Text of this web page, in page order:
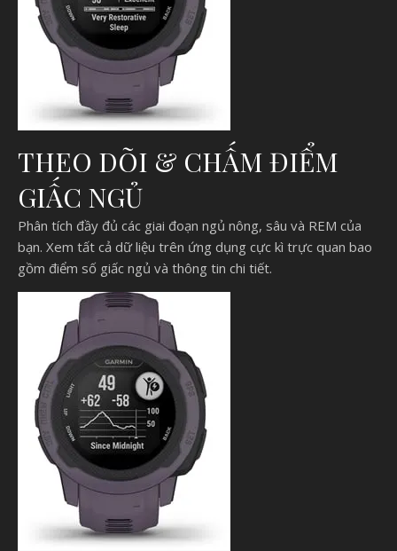
THEO DÕI & CHẤM ĐIỂM
GIẤC NGỦ
Phân tích đầy đủ các giai đoạn ngủ nông, sâu và REM của
bạn. Xem tất cả dữ liệu trên ứng dụng cực kì trực quan bao
gồm điểm số giấc ngủ và thông tin chi tiết.